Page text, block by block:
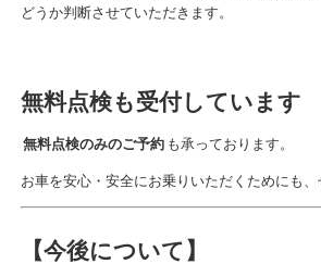
どうか判断させていただきます。
無料点検も受付しています
無料点検のみのご予約 も承っております。
お車を安心・安全にお乗りいただくためにも、
【今後について】